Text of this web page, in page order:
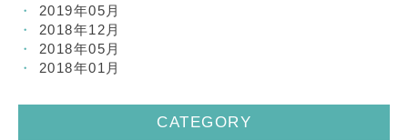
2019年05月
2018年12月
2018年05月
2018年01月
CATEGORY